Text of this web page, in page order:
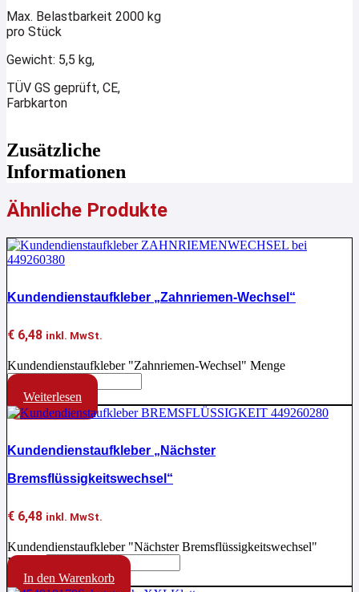
Max. Belastbarkeit 2000 kg
pro Stück
Gewicht: 5,5 kg,
TÜV GS geprüft, CE,
Farbkarton
Zusätzliche
Informationen
Ähnliche Produkte
Kundendienstaufkleber „Zahnriemen-Wechsel“
€ 6,48 inkl. MwSt.
Kundendienstaufkleber "Zahnriemen-Wechsel" Menge
Weiterlesen
Kundendienstaufkleber „Nächster
Bremsflüssigkeitswechsel“
€ 6,48 inkl. MwSt.
Kundendienstaufkleber "Nächster Bremsflüssigkeitswechsel"
Menge
In den Warenkorb